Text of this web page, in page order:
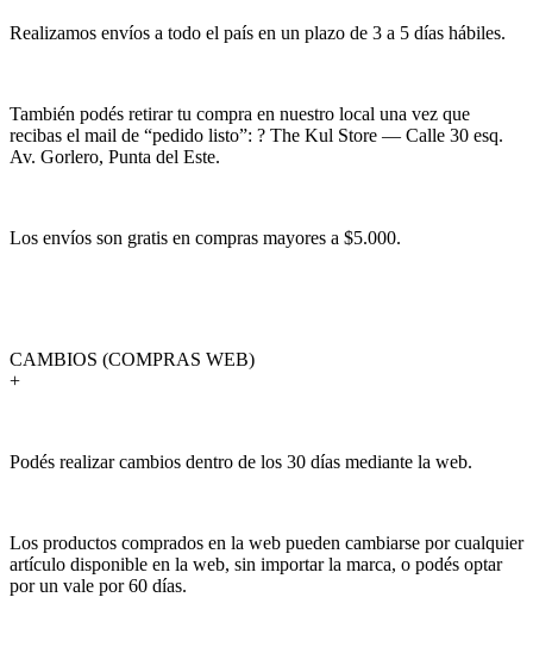
Realizamos envíos a todo el país en un plazo de 3 a 5 días hábiles.
También podés retirar tu compra en nuestro local una vez que
recibas el mail de “pedido listo”: ? The Kul Store — Calle 30 esq.
Av. Gorlero, Punta del Este.
Los envíos son gratis en compras mayores a $5.000.
CAMBIOS (COMPRAS WEB)
+
Podés realizar cambios dentro de los 30 días mediante la web.
Los productos comprados en la web pueden cambiarse por cualquier
artículo disponible en la web, sin importar la marca, o podés optar
por un vale por 60 días.